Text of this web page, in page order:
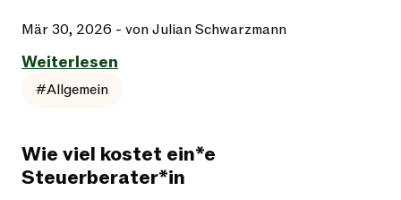
Mär 30, 2026 - von Julian Schwarzmann
Weiterlesen
#Allgemein
Wie viel kostet ein*e
Steuerberater*in